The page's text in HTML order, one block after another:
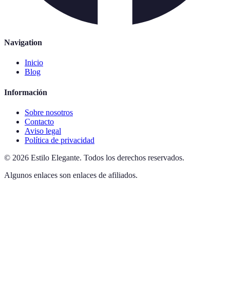
Navigation
Inicio
Blog
Información
Sobre nosotros
Contacto
Aviso legal
Política de privacidad
© 2026 Estilo Elegante. Todos los derechos reservados.
Algunos enlaces son enlaces de afiliados.